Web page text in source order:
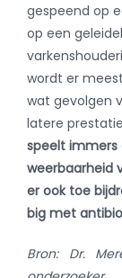
gespeend op
op een
wordt er
wat gevolgen
latere
speelt immers
weerbaarheid
er ook toe
big met
Bron: Dr.